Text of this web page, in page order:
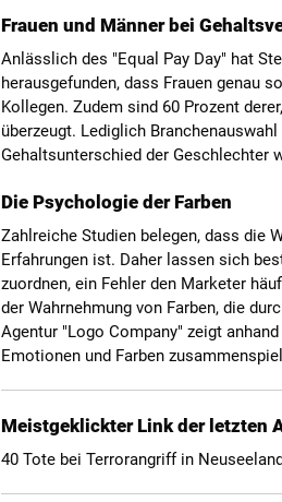
Frauen und Männer bei
Anlässlich des "Equal Pay Day" hat
herausgefunden, dass Frauen genau
Kollegen. Zudem sind 60 Prozent
überzeugt. Lediglich
Gehaltsunterschied der Geschlechter
Die Psychologie der Farben
Zahlreiche Studien belegen, dass die
Erfahrungen ist. Daher lassen sich
zuordnen, ein Fehler den Marketer
der Wahrnehmung von Farben, die
Agentur "Logo Company" zeigt
Emotionen und Farben
Meistgeklickter Link der letzten
40 Tote bei Terrorangriff in